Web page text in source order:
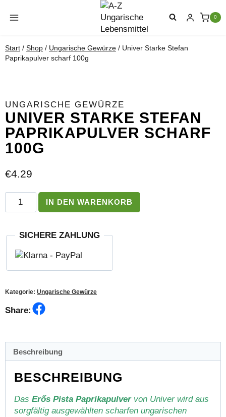
Inhalt
0
Start / Shop / Ungarische Gewürze / Univer Starke Stefan
Paprikapulver scharf 100g
UNGARISCHE GEWÜRZE
UNIVER STARKE STEFAN
PAPRIKAPULVER SCHARF
100G
€4.29
Univer
Starke
Paprikapulver
100g
Menge
IN DEN WARENKORB
SICHERE ZAHLUNG
Kategorie: Ungarische Gewürze
Share:
Beschreibung
BESCHREIBUNG
Das Erős Pista Paprikapulvervon Univer wird aus
sorgfältig ausgewählten scharfen ungarischen